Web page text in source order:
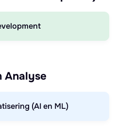
Analyse
(AI en ML)